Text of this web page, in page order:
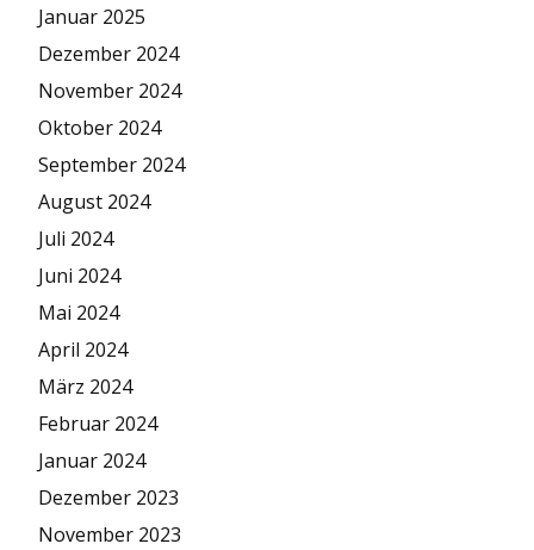
Januar 2025
Dezember 2024
November 2024
Oktober 2024
September 2024
August 2024
Juli 2024
Juni 2024
Mai 2024
April 2024
März 2024
Februar 2024
Januar 2024
Dezember 2023
November 2023